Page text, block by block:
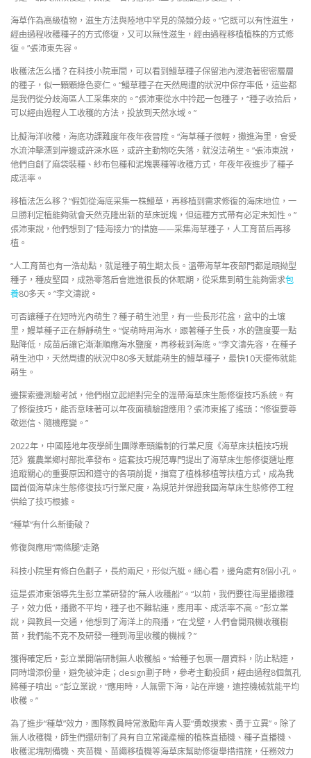
海草作為高級植物，滋生方法與陸地中罕見的藻類分歧。“它既可以有性滋生，
經由過程收穫種子的方式修復，又可以無性滋生，經由過程移植植株的方式修
復。”張沛東先容。
收穫法怎么播？在科技小院車間，可以看到鰻草種子保留池內浸泡著密密層層
的種子，似一顆顆綠色麥仁。“鰻草種子在天然周遭的狀況中保存率低，這些都
是我們從分歧海區人工采集來的。”張沛東從水中拎起一包種子，“種子收拾后，
可以經由過程人工收穫的方法，投放到天然水域。”
比擬海洋收穫，海底功課難度年夜年夜晉陞。“海草種子很輕，撒進海里，會受
水流沖擊漂到岸邊或許深水區，或許主動物吃失落，就沒法萌生。”張沛東說，
他們自創了麻袋裝種、紗布包種和泥塊裹種等收穫方式，年夜年夜進步了種子
成活率。
移植法怎么移？“假如從海底采集一株鰻草，再移植到需求修復的海床地位，一
旦勝利定植能夠就會天然克隆出新的草床斑塊，但這種方式帶有必定未知性。”
張沛東說，他們想到了“陸海接力”的措施——采集海草種子，人工育苗后再移
植。
“人工育苗也有一浩劫點，就是種子萌生期太長。溫帶海草年夜部門都是頑拗型
種子，種皮堅固，成熟零落后會進進很長的休眠期，從采集到萌生能夠需求包
養80多天。”李文濤說。
可否讓種子在短時光內萌生？種子萌生池里，有一些長形花盆，盆中的土壤
里，鰻草種子正在靜靜萌生。“促萌時用海水，跟著種子生長，水的鹽度要一點
點降低，成苗后讓它漸漸順應海水鹽度，再移栽到海底。”李文濤先容，在種子
萌生池中，天然周遭的狀況中80多天賦能萌生的鰻草種子，最快10天擺佈就能
萌生。
邊探索邊測驗考試，他們樹立起絕對完全的溫帶海草床生態修復技巧系統。有
了修復技巧，能否意味著可以年夜面積驗證應用？張沛東搖了搖頭：“修復要尊
敬迷信、隨機應變。”
2022年，中國陸地年夜學師生團隊牽頭編制的行業尺度《海草床扶植技巧規
范》獲農業鄉村部批準發布。這套技巧規范專門提出了海草床生態修復選址應
追蹤關心的重要原因和遵守的各項前提，描寫了植株移植等扶植方式，成為我
國首個海草床生態修復技巧行業尺度，為規范并保證我國海草床生態修停工程
供給了技巧根據。
“種草”有什么新衝破？
修復與應用“兩條腿”走路
科技小院里有條白色劃子，長約兩尺，形似汽艇。細心看，邊角處有8個小孔。
這是張沛東領導先生彭立業研發的“無人收穫船”。“以前，我們要往海里播撒種
子，效力低，播撒不平均，種子也不難粘連，應用率、成活率不高。”彭立業
說，與教員一交通，他想到了海洋上的飛播，“在戈壁，人們會開飛機收穫樹
苗，我們能不克不及研發一種到海里收穫的機械？”
獲得確定后，彭立業開端研制無人收穫船。“給種子包裹一層資料，防止粘連，
同時增添份量，避免被沖走；design劃子時，參考主動投餌，經由過程8個氣孔
將種子噴出。”彭立業說，“應用時，人無需下海，站在岸邊，遠控機械就能平均
收穫。”
為了進步“種草”效力，團隊教員時常激勵年青人要“勇敢摸索、勇于立異”。除了
無人收穫機，師生們還研制了具有自立常識產權的植株直插機、種子直播機、
收穫泥塊制備機、夾苗機、苗繩移植機等海草床幫助修復舉措措施，任務效力